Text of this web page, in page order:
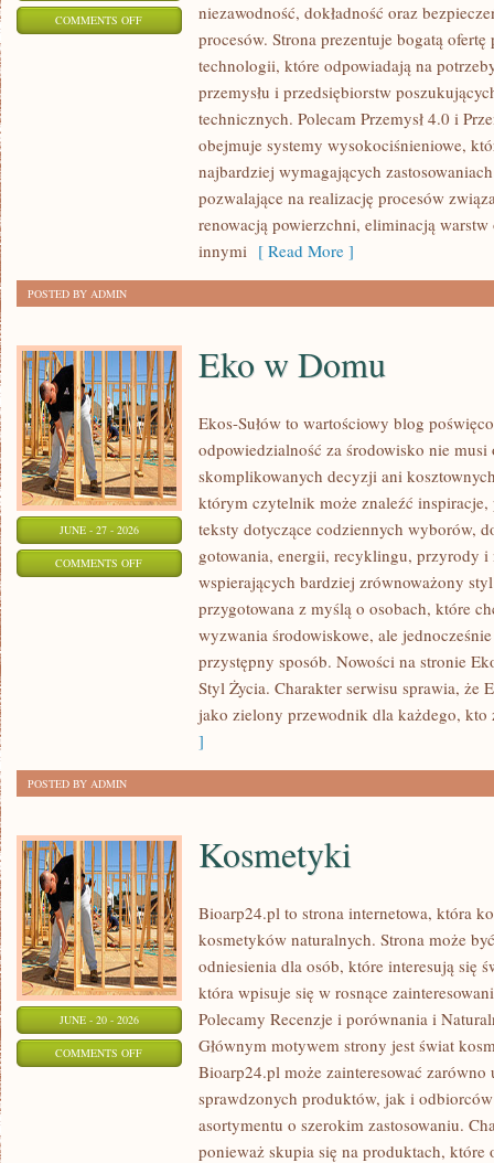
COMMENTS OFFON
CIEKAWOSTKI
niezawodność, dokładność oraz
procesów. Strona prezentuje bogatą ofertę
technologii, które odpowiadają na
przemysłu i przedsiębiorstw
technicznych. Polecam Przemysł 4.0 i
obejmuje systemy wysokociśnieniowe,
najbardziej wymagających
pozwalające na realizację procesów
renowacją powierzchni, eliminacją
innymi [ Read More ]
POSTED BY ADMIN
JUNE - 27 - 2026
COMMENTS OFFON
Eko w Domu
Ekos-Sułów to wartościowy blog
odpowiedzialność za środowisko nie
skomplikowanych decyzji ani
którym czytelnik może znaleźć inspiracje,
teksty dotyczące codziennych wyborów,
gotowania, energii, recyklingu, przyrody i
wspierających bardziej zrównoważony styl
przygotowana z myślą o osobach, które
wyzwania środowiskowe, ale
przystępny sposób. Nowości na stronie
Styl Życia. Charakter serwisu sprawia, że
jako zielony przewodnik dla każdego, kto
]
POSTED BY ADMIN
JUNE - 20 - 2026
COMMENTS OFFON
KOSMETYKI
Kosmetyki
Bioarp24.pl to strona internetowa, która
kosmetyków naturalnych. Strona może
odniesienia dla osób, które interesują się
która wpisuje się w rosnące
Polecamy Recenzje i porównania i
Głównym motywem strony jest świat
Bioarp24.pl może zainteresować
sprawdzonych produktów, jak i
asortymentu o szerokim zastosowaniu.
ponieważ skupia się na produktach, które